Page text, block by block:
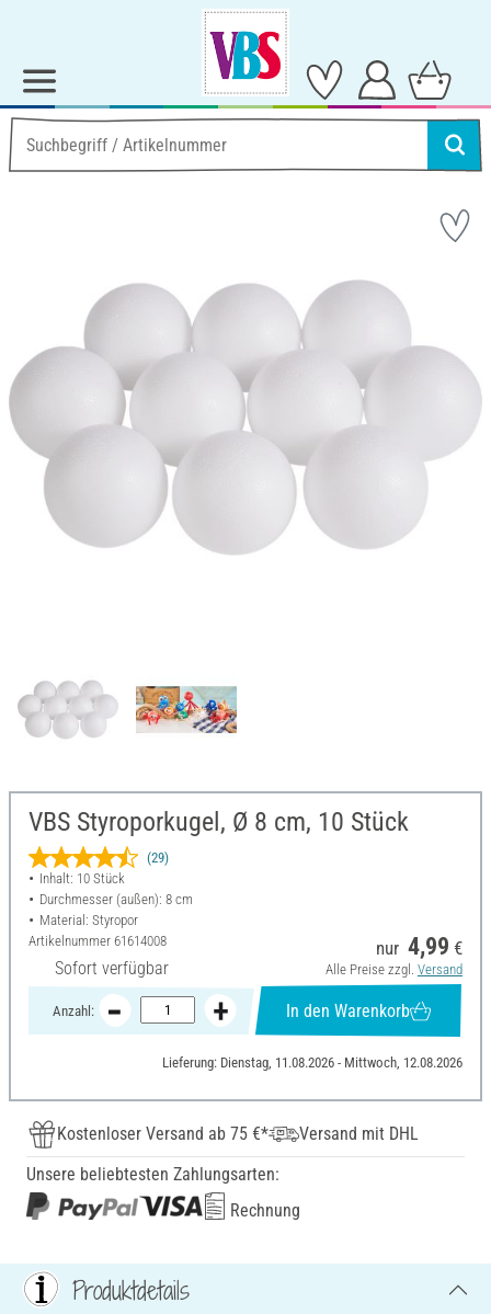
VBS Styroporkugel, Ø 8 cm, 10 Stück
(29)
Inhalt: 10 Stück
Durchmesser (außen): 8 cm
Material: Styropor
Artikelnummer 61614008
Sofort verfügbar
nur 4,99 €
Alle Preise zzgl. Versand
Anzahl: In den Warenkorb
Lieferung: Dienstag, 11.08.2026 - Mittwoch, 12.08.2026
Kostenloser Versand ab 75 €*
Versand mit DHL
Unsere beliebtesten Zahlungsarten:
Rechnung
Produktdetails